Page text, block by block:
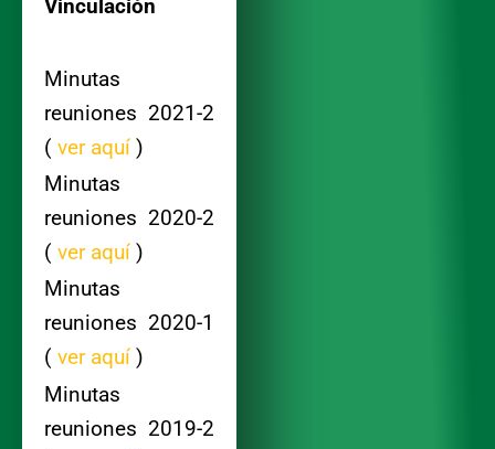
Vinculación
Minutas
reuniones 2021-2
( ver aquí )
Minutas
reuniones 2020-2
( ver aquí )
Minutas
reuniones 2020-1
( ver aquí )
Minutas
reuniones 2019-2